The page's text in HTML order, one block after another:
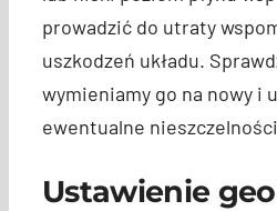
prowadzić do utraty
uszkodzeń układu.
wymieniamy go na nowy i
ewentualne
Ustawienie